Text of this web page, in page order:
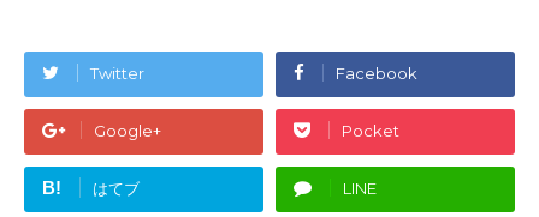
Twitter Facebook
Google+ Pocket
B! はてブ LINE